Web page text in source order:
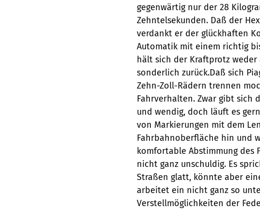
gegenwärtig nur der 28
Zehntelsekunden. Daß der
verdankt er der glückhaften
Automatik mit einem richtig
hält sich der Kraftprotz
sonderlich zurück.Daß sich
Zehn-Zoll-Rädern trennen
Fahrverhalten. Zwar gibt sich
und wendig, doch läuft es
von Markierungen mit dem
Fahrbahnoberfläche hin und
komfortable Abstimmung des
nicht ganz unschuldig. Es
Straßen glatt, könnte aber
arbeitet ein nicht ganz so
Verstellmöglichkeiten der